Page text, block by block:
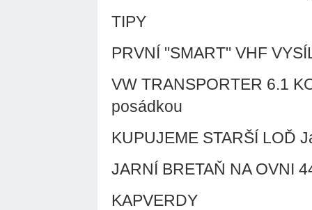
TIPY
PRVNÍ "SMART" VHF
VW TRANSPORTER 6.1
posádkou
KUPUJEME STARŠÍ LOĎ
JARNÍ BRETAŇ NA OVNI
KAPVERDY